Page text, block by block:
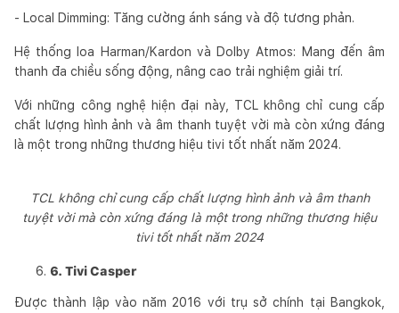
- Local Dimming: Tăng cường ánh sáng và độ tương phản.
Hệ thống loa Harman/Kardon và Dolby Atmos: Mang đến âm
thanh đa chiều sống động, nâng cao trải nghiệm giải trí.
Với những công nghệ hiện đại này, TCL không chỉ cung cấp
chất lượng hình ảnh và âm thanh tuyệt vời mà còn xứng đáng
là một trong những thương hiệu tivi tốt nhất năm 2024.
TCL không chỉ cung cấp chất lượng hình ảnh và âm thanh
tuyệt vời mà còn xứng đáng là một trong những thương hiệu
tivi tốt nhất năm 2024
6. Tivi Casper
Được thành lập vào năm 2016 với trụ sở chính tại Bangkok,